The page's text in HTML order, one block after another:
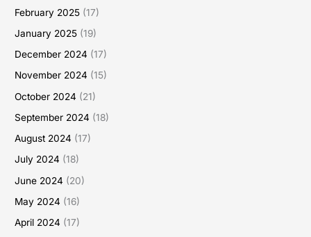
February 2025 (17)
January 2025 (19)
December 2024 (17)
November 2024 (15)
October 2024 (21)
September 2024 (18)
August 2024 (17)
July 2024 (18)
June 2024 (20)
May 2024 (16)
April 2024 (17)